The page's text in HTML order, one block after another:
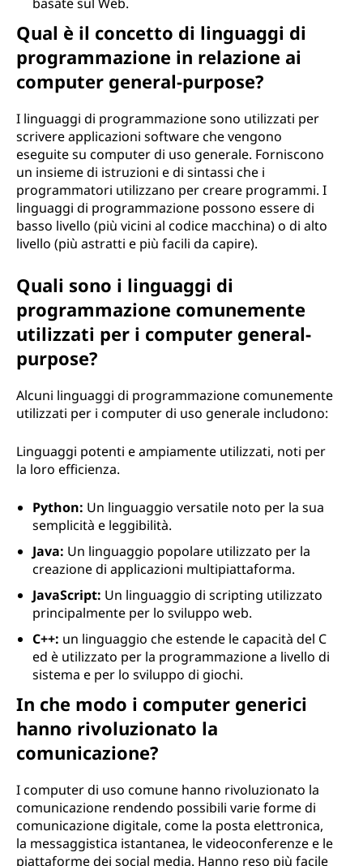
Qual è il concetto di linguaggi di
programmazione in relazione ai
computer general-purpose?
I linguaggi di programmazione sono utilizzati per
scrivere applicazioni software che vengono
eseguite su computer di uso generale. Forniscono
un insieme di istruzioni e di sintassi che i
programmatori utilizzano per creare programmi. I
linguaggi di programmazione possono essere di
basso livello (più vicini al codice macchina) o di alto
livello (più astratti e più facili da capire).
Quali sono i linguaggi di
programmazione comunemente
utilizzati per i computer general-
purpose?
Alcuni linguaggi di programmazione comunemente
utilizzati per i computer di uso generale includono:
Linguaggi potenti e ampiamente utilizzati, noti per
la loro efficienza.
Python: Un linguaggio versatile noto per la sua
semplicità e leggibilità.
Java: Un linguaggio popolare utilizzato per la
creazione di applicazioni multipiattaforma.
JavaScript: Un linguaggio di scripting utilizzato
principalmente per lo sviluppo web.
C++: un linguaggio che estende le capacità del C
ed è utilizzato per la programmazione a livello di
sistema e per lo sviluppo di giochi.
In che modo i computer generici
hanno rivoluzionato la
comunicazione?
I computer di uso comune hanno rivoluzionato la
comunicazione rendendo possibili varie forme di
comunicazione digitale, come la posta elettronica,
la messaggistica istantanea, le videoconferenze e le
piattaforme dei social media. Hanno reso più facile